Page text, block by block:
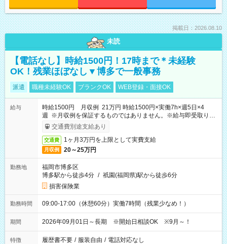
掲載日：2026.08.10
未読
【電話なし】時給1500円！17時まで＊未経験
OK！残業ほぼなし▼博多で一般事務
派遣 職種未経験OK ブランクOK WEB登録・面接OK
給与
時給1500円 月収例 21万円 時給1500円×実働7h×週5日×4
週 ※月収例を保証するものではありません。※給与即受取りサ
ービス利用可（利用条件有）
交通費別途支給あり
交通費 1ヶ月3万円を上限として実費支給
月収例 20～25万円
勤務地
福岡市博多区
博多駅から徒歩4分 / 祇園(福岡県)駅から徒歩6分
損害保険業
勤務時間 09:00-17:00（休憩60分）実働7時間（残業少なめ！）
期間 2026年09月01日～長期 ※開始日相談OK ※9月～！
特徴 履歴書不要 / 服装自由 / 電話対応なし